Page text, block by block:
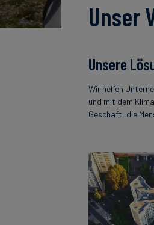
Unser
Unsere
Wir helfen
und mit dem
Geschäft, die